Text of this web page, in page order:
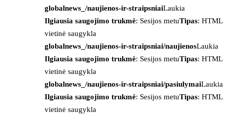
globalnews_/naujienos-ir-straipsniaiLaukia
Ilgiausia saugojimo trukmė: Sesijos metuTipas: HTML
vietinė saugykla
globalnews_/naujienos-ir-straipsniai/naujienosLaukia
Ilgiausia saugojimo trukmė: Sesijos metuTipas: HTML
vietinė saugykla
globalnews_/naujienos-ir-straipsniai/pasiulymaiLaukia
Ilgiausia saugojimo trukmė: Sesijos metuTipas: HTML
vietinė saugykla